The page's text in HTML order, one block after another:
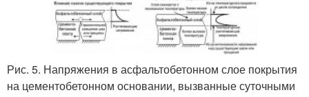
Рис. 5. Напряжения в асфальтобетонном слое покрытия
на цементобетонном основании, вызванные суточными